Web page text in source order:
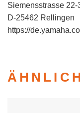
Siemensstrasse 22-
D-25462 Rellingen
https://